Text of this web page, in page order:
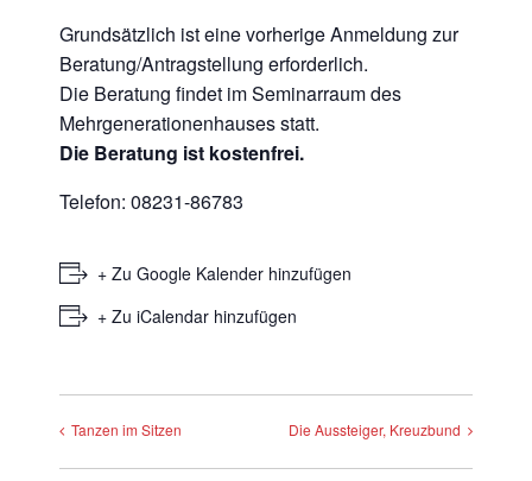
Grundsätzlich ist eine vorherige Anmeldung zur
Beratung/Antragstellung erforderlich.
Die Beratung findet im Seminarraum des
Mehrgenerationenhauses statt.
Die Beratung ist kostenfrei.
Telefon: 08231-86783
+ Zu Google Kalender hinzufügen
+ Zu iCalendar hinzufügen
Tanzen im Sitzen Die Aussteiger, Kreuzbund